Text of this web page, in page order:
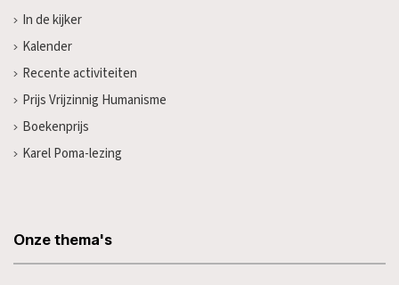
In de kijker
Kalender
Recente activiteiten
Prijs Vrijzinnig Humanisme
Boekenprijs
Karel Poma-lezing
Onze thema's